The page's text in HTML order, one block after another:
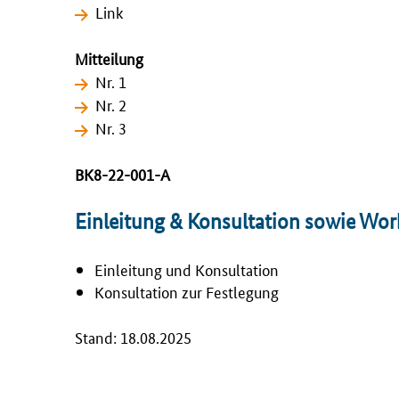
Link
Mitteilung
Nr. 1
Nr. 2
Nr. 3
BK8-22-001-A
Einleitung & Konsultation sowie
Einleitung und Konsultation
Konsultation zur Festlegung
Stand: 18.08.2025